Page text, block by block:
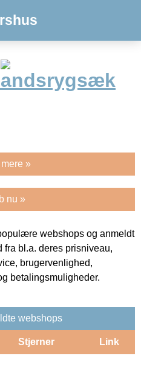
»
nu »
webshops og anmeldt
fra bl.a. deres prisniveau,
brugervenlighed,
betalingsmuligheder.
webshops
Stjerner Link